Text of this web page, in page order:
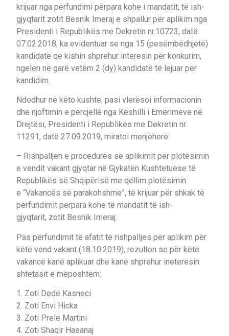
krijuar nga përfundimi përpara kohe i mandatit, të ish-
gjyqtarit zotit Besnik Imeraj e shpallur për aplikim nga
Presidenti i Republikës me Dekretin nr.10723, datë
07.02.2018, ka evidentuar se nga 15 (pesëmbëdhjetë)
kandidatë që kishin shprehur interesin për konkurim,
ngelën në garë vetëm 2 (dy) kandidatë të lejuar për
kandidim.
Ndodhur në këto kushte, pasi vlerësoi informacionin
dhe njoftimin e përcjellë nga Këshilli i Emërimeve në
Drejtësi, Presidenti i Republikës me Dekretin nr.
11291, datë 27.09.2019, miratoi menjëherë:
– Rishpalljen e procedurës së aplikimit për plotësimin
e vendit vakant gjyqtar në Gjykatën Kushtetuese të
Republikës së Shqipërisë me qëllim plotësimin
e “Vakancës së parakohshme”, të krijuar për shkak të
përfundimit përpara kohe të mandatit të ish-
gjyqtarit, zotit Besnik Imeraj.
Pas përfundimit të afatit të rishpalljes për aplikim për
këtë vend vakant (18.10.2019), rezulton se për këtë
vakancë kanë aplikuar dhe kanë shprehur ineteresin
shtetasit e mëposhtëm:
1. Zoti Dedë Kasneci
2. Zoti Envi Hicka
3. Zoti Prelë Martini
4. Zoti Shaqir Hasanaj